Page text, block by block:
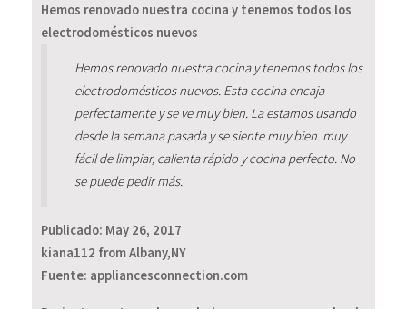
Hemos renovado nuestra cocina y tenemos todos los
electrodomésticos nuevos
Hemos renovado nuestra cocina y tenemos todos los
electrodomésticos nuevos. Esta cocina encaja
perfectamente y se ve muy bien. La estamos usando
desde la semana pasada y se siente muy bien. muy
fácil de limpiar, calienta rápido y cocina perfecto. No
se puede pedir más.
Publicado: May 26, 2017
kiana112 from Albany,NY
Fuente: appliancesconnection.com